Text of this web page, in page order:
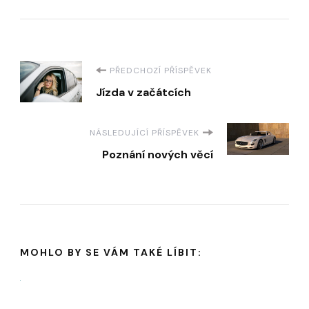
Navigace
příspěvku
PŘEDCHOZÍ PŘÍSPĚVEK
Jízda v začátcích
NÁSLEDUJÍCÍ PŘÍSPĚVEK
Poznání nových věcí
MOHLO BY SE VÁM TAKÉ LÍBIT: